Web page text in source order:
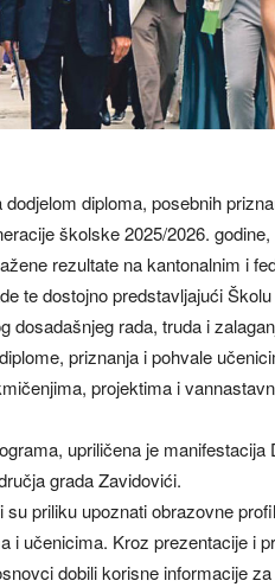
diploma, posebnih
školske 2025/2026.
rezultate na kantonalnim i
te dostojno predstavljajući
dosadašnjeg rada, truda i
priznanja i pohvale
projektima i
upriličena je
grada Zavidovići.
priliku upoznati obrazovne
i učenicima. Kroz prezentacije i
dobili korisne informacije